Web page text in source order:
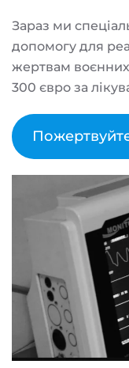
Зараз ми
допомогу для
жертвам воєнних
300 євро за